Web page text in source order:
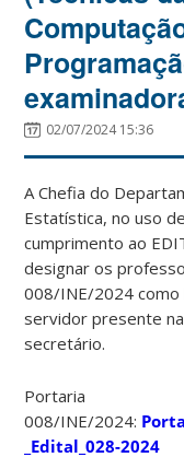
02/07/2024 15:36
A Chefia do
Estatística, no uso
cumprimento ao
designar os
008/INE/2024 como
servidor presente
secretário.
Portaria
008/INE/2024:
_Edital_028-2024